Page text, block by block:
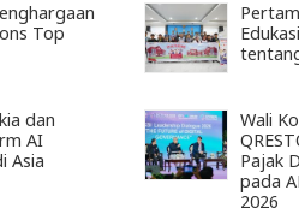
Top
dan
AI
Asia
Wali
Pajak
pada
2026